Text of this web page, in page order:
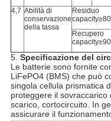
4,7 Abilità di
conservazione
della tassa
Residuo
Recupero
5. Specificazione del
Le batterie sono fornite
LiFePO4 (BMS) che può
singola cellula prismatica
proteggere il
scarico, cortocircuito. In
assicurare il